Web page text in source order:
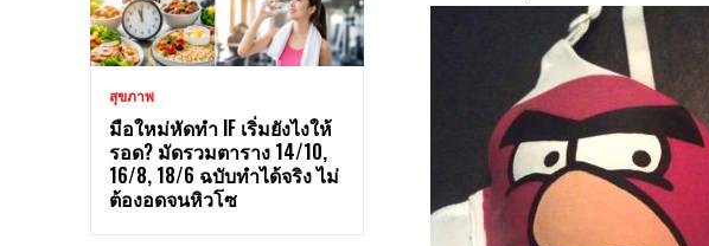
สุขภาพ
มือใหม่หัดทำ IF เริ่มยังไงให้
รอด? มัดรวมตาราง 14/10,
16/8, 18/6 ฉบับทำได้จริง ไม่
ต้องอดจนหิวโซ